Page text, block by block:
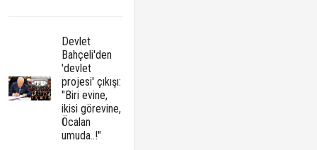
Devlet
Bahçeli'den
'devlet
projesi' çıkışı:
"Biri evine,
ikisi görevine,
Öcalan
umuda..!"